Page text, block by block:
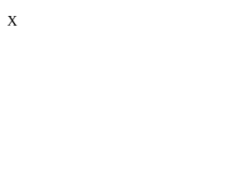
X